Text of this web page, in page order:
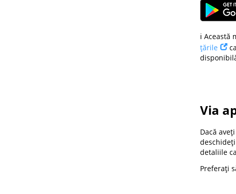
ℹ️ Această
țările
Via
Dacă
detaliile
Preferați